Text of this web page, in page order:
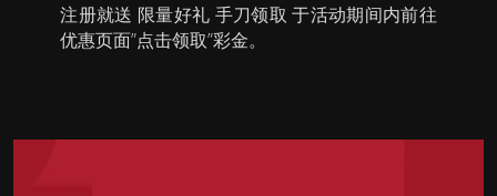
注册就送 限量好礼 手刀领取 于活动期间内前往
优惠页面”点击领取”彩金。